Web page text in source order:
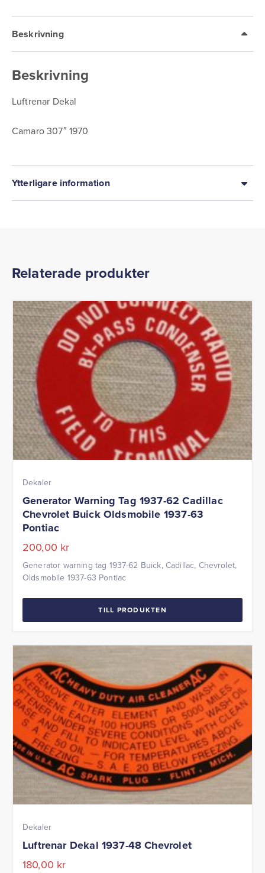
Beskrivning
Beskrivning
Luftrenar Dekal
Camaro 307″ 1970
Ytterligare information
Relaterade produkter
Dekaler
Generator Warning Tag 1937-62 Cadillac
Chevrolet Buick Oldsmobile 1937-63
Pontiac
200,00 kr
Generator warning tag 1937-62 Buick, Cadillac, Chevrolet,
Oldsmobile 1937-63 Pontiac
TILL PRODUKTEN
Dekaler
Luftrenar Dekal 1937-48 Chevrolet
180,00 kr